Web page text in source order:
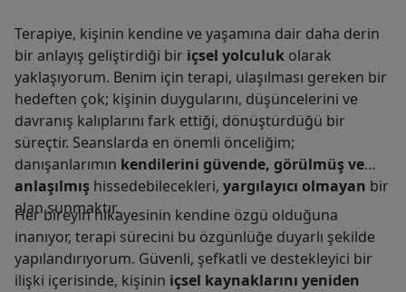
Terapiye, kişinin kendine ve yaşamına dair daha derin
bir anlayış geliştirdiği bir içsel yolculuk olarak
yaklaşıyorum. Benim için terapi, ulaşılması gereken bir
hedeften çok; kişinin duygularını, düşüncelerini ve
davranış kalıplarını fark ettiği, dönüştürdüğü bir
süreçtir. Seanslarda en önemli önceliğim;
danışanlarımın kendilerini güvende, görülmüş ve
anlaşılmış hissedebilecekleri, yargılayıcı olmayan bir
alan sunmaktır.
Her bireyin hikayesinin kendine özgü olduğuna
inanıyor, terapi sürecini bu özgünlüğe duyarlı şekilde
yapılandırıyorum. Güvenli, şefkatli ve destekleyici bir
ilişki içerisinde, kişinin içsel kaynaklarını yeniden